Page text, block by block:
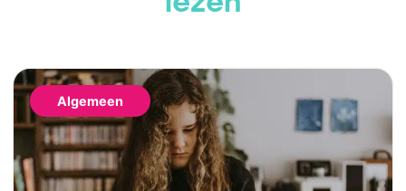
Algemeen